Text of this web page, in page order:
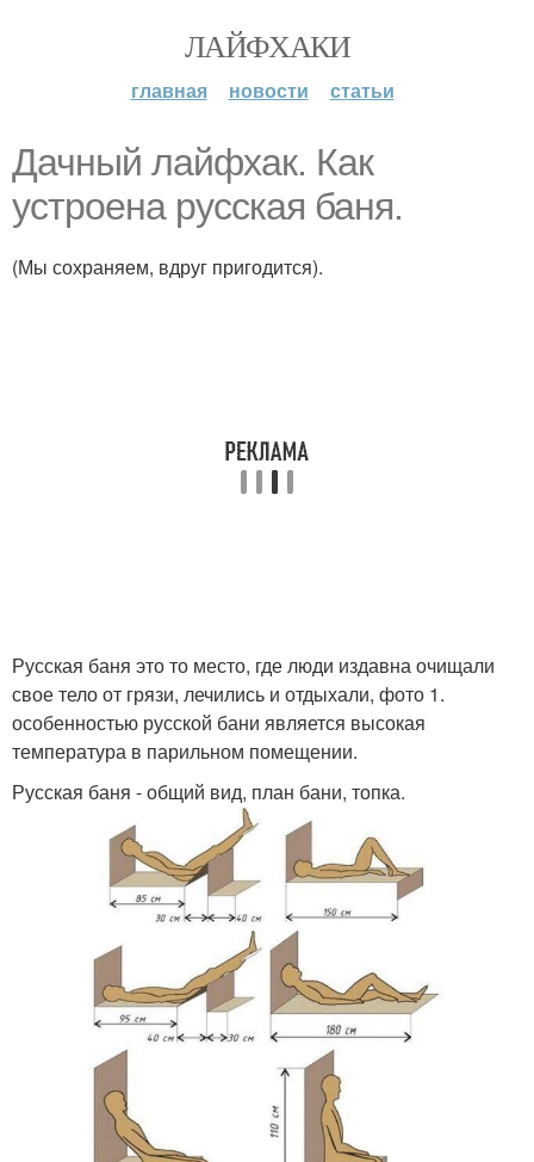
ЛАЙФХАКИ
главная новости статьи
Дачный лайфхак. Как
устроена русская баня.
(Мы сохраняем, вдруг пригодится).
Русская баня это то место, где люди издавна очищали
свое тело от грязи, лечились и отдыхали, фото 1.
особенностью русской бани является высокая
температура в парильном помещении.
Русская баня - общий вид, план бани, топка.